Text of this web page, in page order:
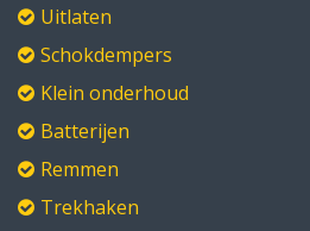
Uitlaten
Schokdempers
Klein onderhoud
Batterijen
Remmen
Trekhaken